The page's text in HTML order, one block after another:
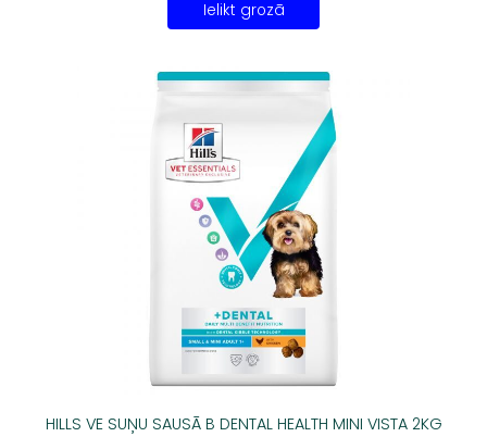
Ielikt grozā
HILLS VE SUŅU SAUSĀ B DENTAL HEALTH MINI VISTA 2KG